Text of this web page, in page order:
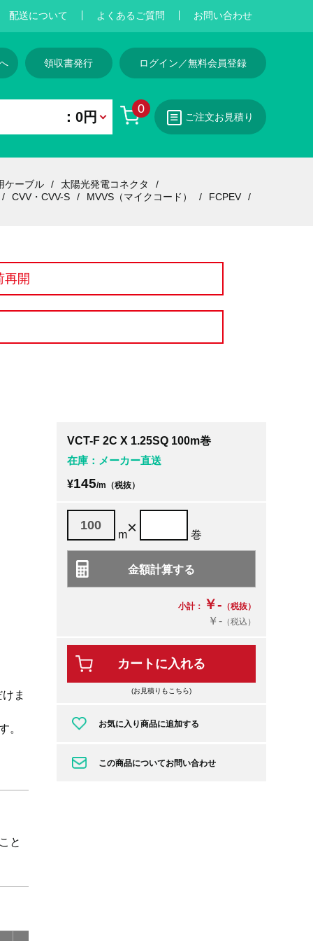
配送について よくあるご質問 お問い合わせ
領収書発行 ログイン／無料会員登録
0
：0円 ご注文お見積り
ケーブル
太陽光発電コネクタ
CVV・CVV-S MVVS（マイクコード）
FCPEV
再開
ま
。
と
VCT-F 2C X 1.25SQ 100m巻
在庫：メーカー直送
¥145/m（税抜）
m× 巻
小計： ￥- （税抜）
￥-（税込）
カートに入れる
(お見積りもこちら)
お気に入り商品に追加する
この商品についてお問い合わせ